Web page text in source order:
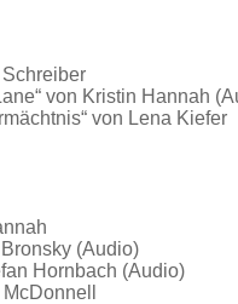
Schreiber
von Kristin Hannah
von Lena Kiefer
(Audio)
Hornbach (Audio)